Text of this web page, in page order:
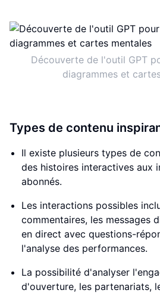
Découverte de l'outil GPT
diagrammes et
Types de contenu
Il existe plusieurs types de
des histoires interactives aux
abonnés.
Les interactions possibles
commentaires, les messages
en direct avec questions-
l'analyse des performances.
La possibilité d'analyser
d'ouverture, les partenariats,